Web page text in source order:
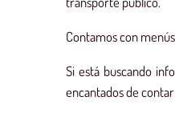
Contamos con
Si está buscando
encantados de